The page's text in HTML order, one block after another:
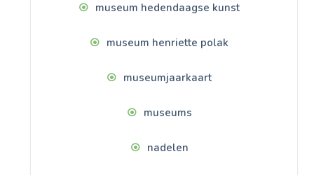
museum hedendaagse kunst
museum henriette polak
museumjaarkaart
museums
nadelen